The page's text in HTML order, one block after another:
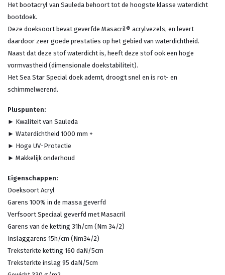
Het bootacryl van Sauleda behoort tot de hoogste klasse waterdicht
bootdoek.
Deze doeksoort bevat geverfde Masacril® acrylvezels, en levert
daardoor zeer goede prestaties op het gebied van waterdichtheid.
Naast dat deze stof waterdicht is, heeft deze stof ook een hoge
vormvastheid (dimensionale doekstabiliteit).
Het Sea Star Special doek ademt, droogt snel en is rot- en
schimmelwerend.
Pluspunten:
► Kwaliteit van Sauleda
► Waterdichtheid 1000 mm +
► Hoge UV-Protectie
► Makkelijk onderhoud
Eigenschappen:
Doeksoort Acryl
Garens 100% in de massa geverfd
Verfsoort Speciaal geverfd met Masacril
Garens van de ketting 31h/cm (Nm 34/2)
Inslaggarens 15h/cm (Nm34/2)
Treksterkte ketting 160 daN/5cm
Treksterkte inslag 95 daN/5cm